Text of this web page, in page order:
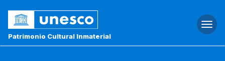
Patrimonio Cultural Inmaterial